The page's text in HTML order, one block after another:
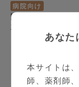
病院向け
[case:08 #3] “急
主義”の院長に回リ
説得「要件クリア
あなた
本サイトは
師、薬剤師